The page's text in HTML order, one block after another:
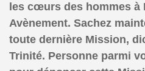
les cœurs des hommes à
Avènement. Sachez
toute dernière Mission,
Trinité. Personne parmi